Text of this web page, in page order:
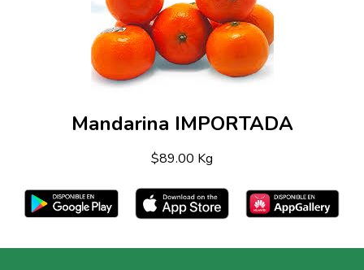
Mandarina IMPORTADA
$89.00 Kg